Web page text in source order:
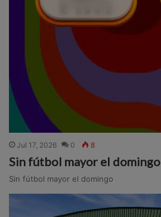
Jul 17, 2026 0 8
Sin fútbol mayor el domingo
Sin fútbol mayor el domingo